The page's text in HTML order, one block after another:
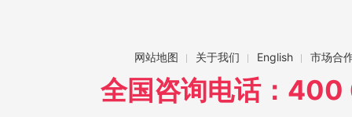
网站地图 关于我们 English 市场合
全国咨询电话：